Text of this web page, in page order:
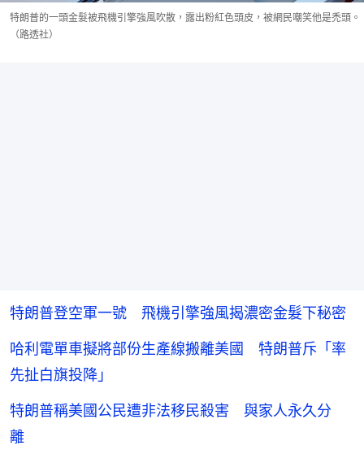
特朗普的一頭金髮被飛機引擎強風吹散，露出粉紅色頭皮，被網民嘲笑他是禿頭。
（路透社）
特朗普登空軍一號 飛機引擎強風揭濃密金髮下秘密
哈利電單車擬將部份生產線搬離美國 特朗普斥「率
先扯白旗投降」
特朗普稱美國公民遭非法移民殺害 與家人永久分
離